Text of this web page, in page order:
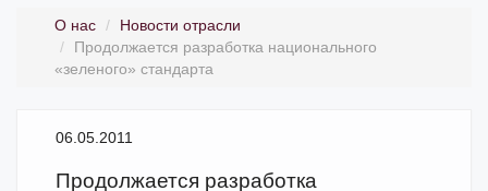
О нас
Новости отрасли
Продолжается разработка национального
«зеленого» стандарта
06.05.2011
Продолжается разработка